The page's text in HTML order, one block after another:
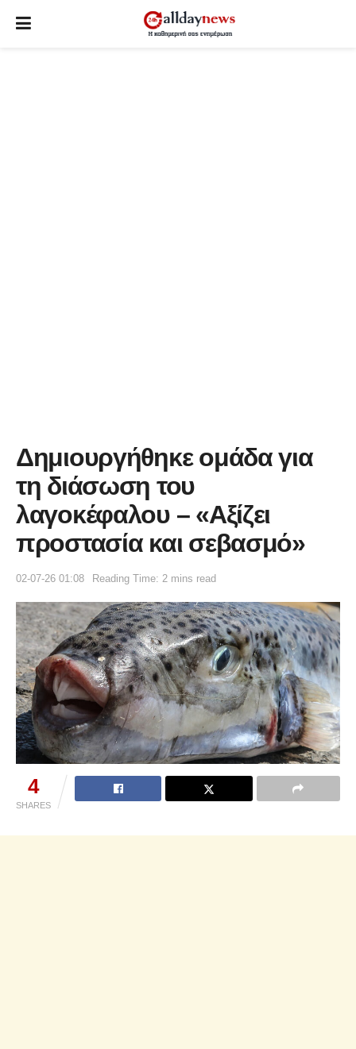
Δημιουργήθηκε ομάδα για
τη διάσωση του
λαγοκέφαλου – «Αξίζει
προστασία και σεβασμό»
02-07-26 01:08 Reading Time: 2 mins read
4
SHARES